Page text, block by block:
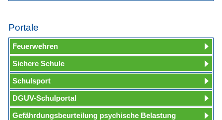
Portale
Feuerwehren
Sichere Schule
Schulsport
DGUV-Schulportal
Gefährdungsbeurteilung psychische Belastung